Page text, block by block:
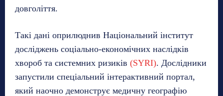
довголіття.
Такі дані оприлюднив Національний інститут
досліджень соціально-економічних наслідків
хвороб та системних ризиків (SYRI). Дослідники
запустили спеціальний інтерактивний портал,
який наочно демонструє медичну географію